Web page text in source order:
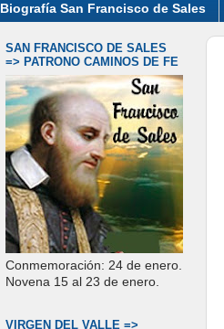
Biografía San Francisco de Sales
SAN FRANCISCO DE SALES
=> PATRONO CAMINOS DE FE
Conmemoración: 24 de enero.
Novena 15 al 23 de enero.
VIRGEN DEL VALLE =>